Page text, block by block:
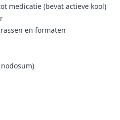
medicatie (bevat actieve kool)
en formaten